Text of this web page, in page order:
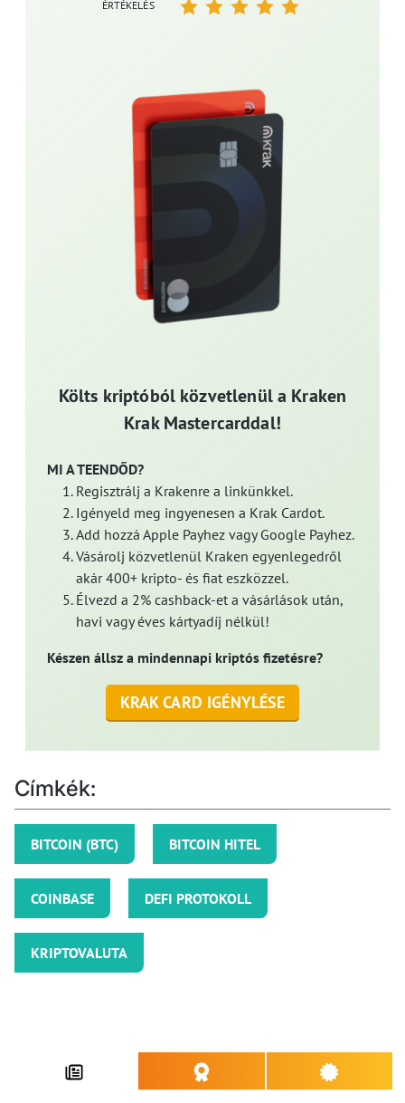
Költs kriptóból közvetlenül a Kraken
Krak Mastercarddal!
MI A TEENDŐD?
Regisztrálj a Krakenre a linkünkkel.
Igényeld meg ingyenesen a Krak Cardot.
Add hozzá Apple Payhez vagy Google Payhez.
Vásárolj közvetlenül Kraken egyenlegedről
akár 400+ kripto- és fiat eszközzel.
Élvezd a 2% cashback-et a vásárlások után,
havi vagy éves kártyadíj nélkül!
Készen állsz a mindennapi kriptós fizetésre?
KRAK CARD IGÉNYLÉSE
ÉRTÉKELÉS
Címkék:
BITCOIN (BTC) BITCOIN HITEL
COINBASE DEFI PROTOKOLL
KRIPTOVALUTA